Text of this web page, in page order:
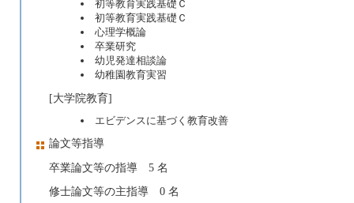
初等教育実践基礎Ｃ
初等教育実践基礎Ｃ
心理学概論
卒業研究
幼児発達相談論
幼稚園教育実習
[大学院教育]
エビデンスに基づく教育改善
論文等指導
卒業論文等の指導 5 名
修士論文等の主指導 0 名